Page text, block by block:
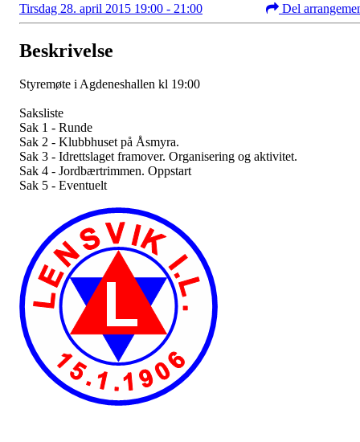
Tirsdag 28. april 2015 19:00 - 21:00 Del
Beskrivelse
Styremøte i Agdeneshallen kl 19:00
Saksliste
Sak 1 - Runde
Sak 2 - Klubbhuset på Åsmyra.
Sak 3 - Idrettslaget framover. Organisering og aktivitet.
Sak 4 - Jordbærtrimmen. Oppstart
Sak 5 - Eventuelt